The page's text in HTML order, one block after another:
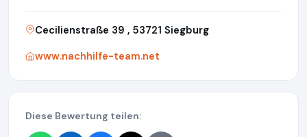
Cecilienstraße 39 , 53721 Siegburg
www.nachhilfe-team.net
Diese Bewertung teilen: